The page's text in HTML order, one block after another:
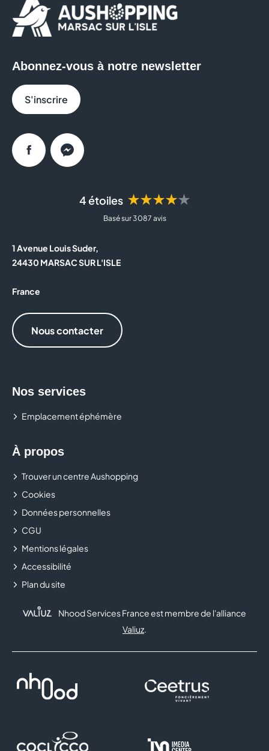
4 étoiles ★★★★★
Basé sur 3 087 avis
1 Avenue Louis Suder,
24430 MARSAC SUR L'ISLE
France
Nous contacter
Nos services
Emplacement éphémère
À propos
Trouver un centre Aushopping
Cookies
Données personnelles
CGU
Mentions légales
Accessibilité
Plan du site
Abonnez-vous à notre newsletter
S'inscrire
FacebookMessenger
Nhood Services France est membre de l'alliance
Valiuz.